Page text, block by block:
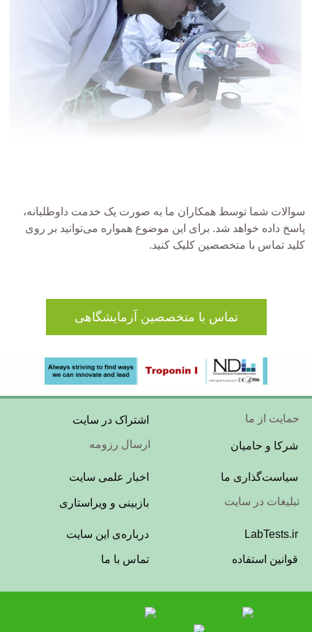
سوالات شما توسط همکاران ما به صورت یک خدمت داوطلبانه،
پاسخ داده خواهد شد. برای این موضوع همواره می‌توانید بر روی
کلید تماس با متخصصین کلیک کنید.
تماس با متخصصین آزمایشگاهی
Footer
Menu
اشتراک در سایت حمایت از ما
ارسال رزومه شرکا و حامیان
Footer
Menu
اخبار علمی سایت سیاست‌گذاری ما
بازبینی و ویراستاری تبلیغات در سایت
Footer
Menu
درباره‌ی این سایت LabTests.ir
تماس با ما قوانین استفاده